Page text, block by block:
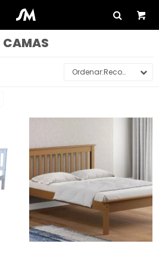
CAMAS
Recomendados